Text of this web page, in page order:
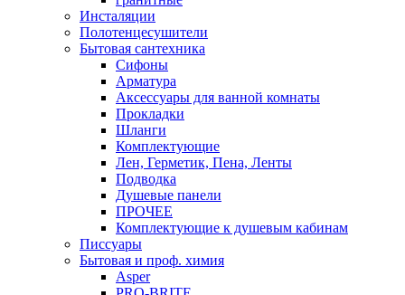
Инсталяции
Полотенцесушители
Бытовая сантехника
Сифоны
Арматура
Аксессуары для ванной комнаты
Прокладки
Шланги
Комплектующие
Лен, Герметик, Пена, Ленты
Подводка
Душевые панели
ПРОЧЕЕ
Комплектующие к душевым кабинам
Писсуары
Бытовая и проф. химия
Asper